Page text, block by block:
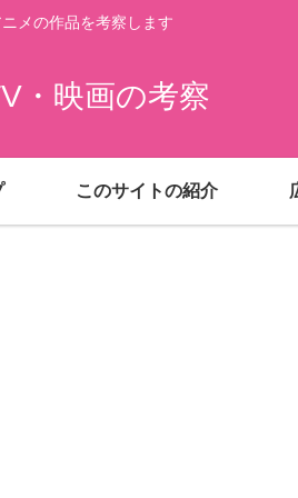
ニメの作品を考察します
・映画の考察
このサイトの紹介